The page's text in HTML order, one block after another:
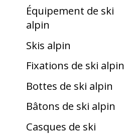
Équipement de ski
alpin
Skis alpin
Fixations de ski alpin
Bottes de ski alpin
Bâtons de ski alpin
Casques de ski